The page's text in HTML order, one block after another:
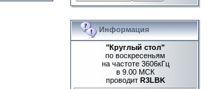
Информация
"Круглый стол"
по воскресеньям
на частоте 3606кГц
в 9.00 МСК
проводит R3LBK